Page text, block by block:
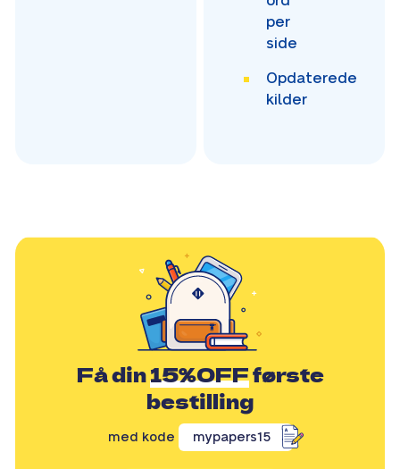
per
side
Opdaterede
kilder
Få din15%OFFførste
bestilling
med kode mypapers15